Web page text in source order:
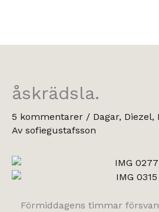
åskrädsla.
5 kommentarer / Dagar, Diezel,
Av sofiegustafsson
Förmiddagens timmar